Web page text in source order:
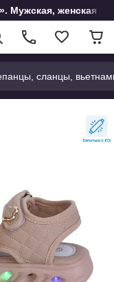
Мужская, женская и
сланцы,